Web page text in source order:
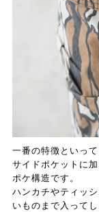
一番の特徴といっ
サイドポケットに
ポケ構造です。
ハンカチやティッ
いものまで入ってし